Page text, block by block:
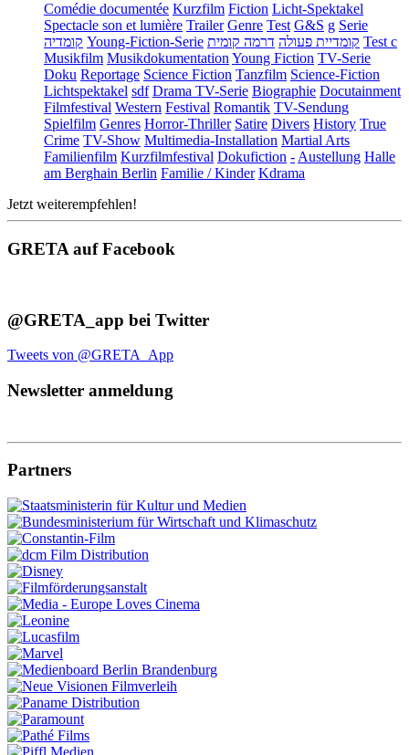
Comédie documentée Kurzfilm Fiction Licht-Spektakel
Spectacle son et lumière Trailer Genre Test G&S g Serie
קומדיה Young-Fiction-Serie קומדיית פעולה דרמה קומית
Test c
Musikfilm MusikdokumentationYoung Fiction TV-Serie
Doku Reportage Science Fiction Tanzfilm Science-Fiction
Lichtspektakel sdf Drama TV-Serie Biographie Docutainment
Filmfestival Western Festival Romantik TV-Sendung
Spielfilm Genres Horror-Thriller Satire Divers History True
Crime TV-Show Multimedia-Installation Martial Arts
Familienfilm Kurzfilmfestival Dokufiction -Austellung Halle
am Berghain Berlin Familie / Kinder Kdrama
Jetzt weiterempfehlen!
GRETA auf Facebook
@GRETA_app bei Twitter
Tweets von @GRETA_App
Newsletter anmeldung
Partners